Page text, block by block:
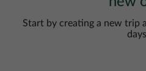
Start by creating a new trip
days